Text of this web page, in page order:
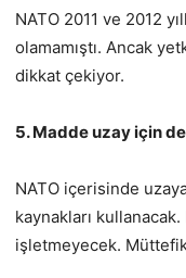
NATO 2011 ve 2012
olamamıştı. Ancak
dikkat çekiyor.
5. Madde uzay için
NATO içerisinde
kaynakları
işletmeyecek.